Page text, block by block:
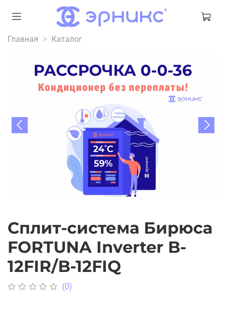
Главная Каталог
Сплит-система Бирюса
FORTUNA Inverter B-
12FIR/B-12FIQ
(0)